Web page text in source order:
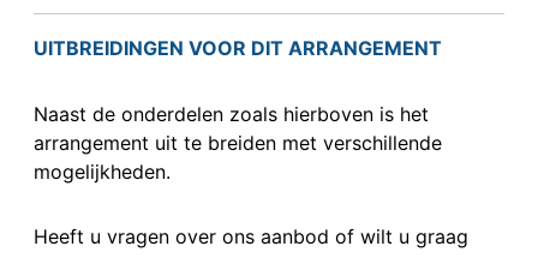
UITBREIDINGEN VOOR DIT ARRANGEMENT
Naast de onderdelen zoals hierboven is het
arrangement uit te breiden met verschillende
mogelijkheden.
Heeft u vragen over ons aanbod of wilt u graag